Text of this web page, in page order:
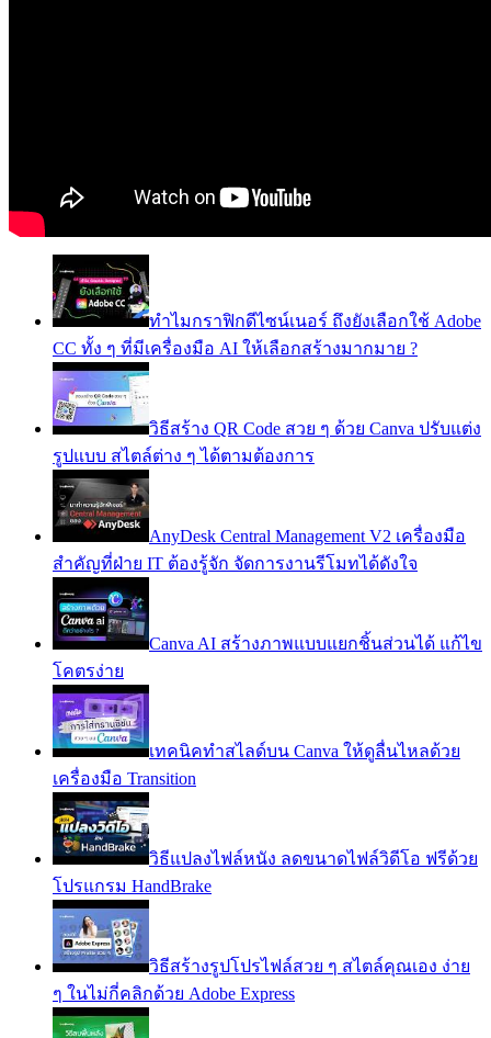
ทำไมกราฟิกดีไซน์เนอร์ ถึงยังเลือกใช้ Adobe
CC ทั้ง ๆ ที่มีเครื่องมือ AI ให้เลือกสร้างมากมาย ?
วิธีสร้าง QR Code สวย ๆ ด้วย Canva ปรับแต่ง
รูปแบบ สไตล์ต่าง ๆ ได้ตามต้องการ
AnyDesk Central Management V2 เครื่องมือ
สำคัญที่ฝ่าย IT ต้องรู้จัก จัดการงานรีโมทได้ดังใจ
Canva AI สร้างภาพแบบแยกชิ้นส่วนได้ แก้ไข
โคตรง่าย
เทคนิคทำสไลด์บน Canva ให้ดูลื่นไหลด้วย
เครื่องมือ Transition
วิธีแปลงไฟล์หนัง ลดขนาดไฟล์วิดีโอ ฟรีด้วย
โปรแกรม HandBrake
วิธีสร้างรูปโปรไฟล์สวย ๆ สไตล์คุณเอง ง่าย
ๆ ในไม่กี่คลิกด้วย Adobe Express